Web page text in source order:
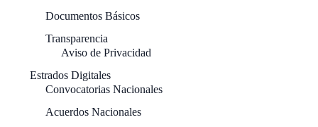
Documentos Básicos
Transparencia
Aviso de Privacidad
Estrados Digitales
Convocatorias Nacionales
Acuerdos Nacionales